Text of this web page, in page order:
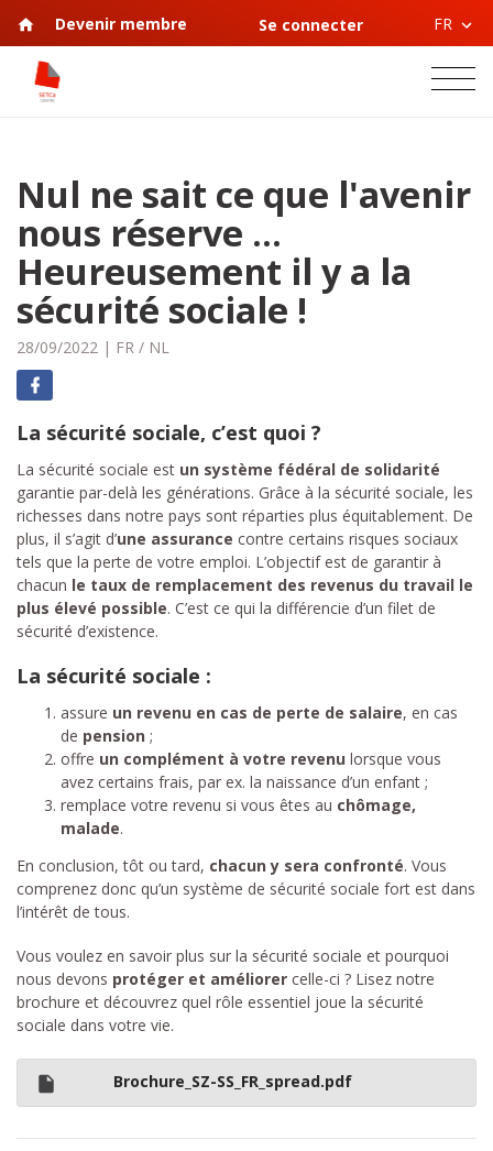
Devenir membre Se connecter FR
Nul ne sait ce que l'avenir
nous réserve ...
Heureusement il y a la
sécurité sociale !
28/09/2022 | FR / NL
La sécurité sociale, c’est quoi ?
La sécurité sociale est un système fédéral de solidarité
garantie par-delà les générations. Grâce à la sécurité sociale, les
richesses dans notre pays sont réparties plus équitablement. De
plus, il s’agit d’une assurance contre certains risques sociaux
tels que la perte de votre emploi. L’objectif est de garantir à
chacun le taux de remplacement des revenus du travail le
plus élevé possible. C’est ce qui la différencie d’un filet de
sécurité d’existence.
La sécurité sociale :
assure un revenu en cas de perte de salaire, en cas
de pension ;
offre un complément à votre revenu lorsque vous
avez certains frais, par ex. la naissance d’un enfant ;
remplace votre revenu si vous êtes au chômage,
malade.
En conclusion, tôt ou tard, chacun y sera confronté. Vous
comprenez donc qu’un système de sécurité sociale fort est dans
l’intérêt de tous.
Vous voulez en savoir plus sur la sécurité sociale et pourquoi
nous devons protéger et améliorer celle-ci ? Lisez notre
brochure et découvrez quel rôle essentiel joue la sécurité
sociale dans votre vie.
Brochure_SZ-SS_FR_spread.pdf